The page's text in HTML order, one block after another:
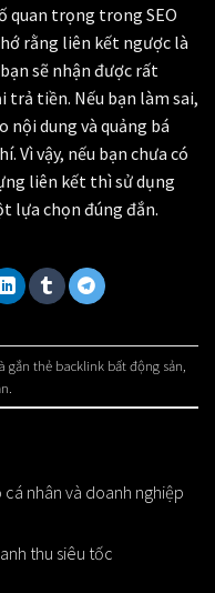
quan trọng trong SEO
rằng liên kết ngược là
sẽ nhận được rất
trả tiền. Nếu bạn làm sai,
nội dung và quảng bá
Vì vậy, nếu bạn chưa có
liên kết thì sử dụng
lựa chọn đúng đắn.
gắn thẻ backlink bất động sản
cá nhân và doanh nghiệp
thu siêu tốc